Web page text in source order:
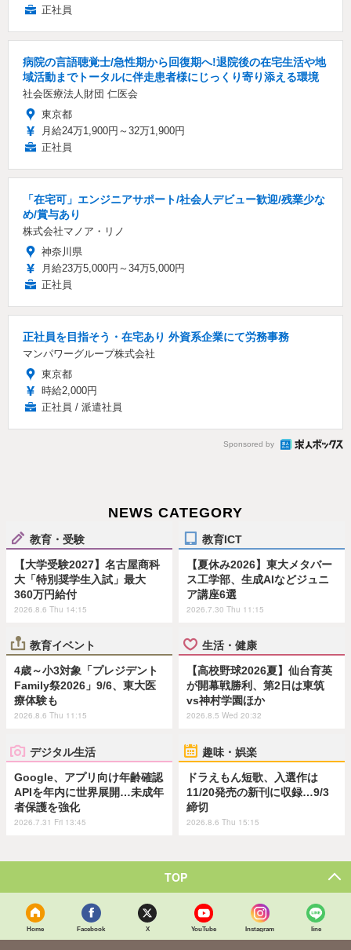
正社員
病院の言語聴覚士/急性期から回復期へ!退院後の在宅生活や地
域活動までトータルに伴走患者様にじっくり寄り添える環境
社会医療法人財団 仁医会
東京都
月給24万1,900円～32万1,900円
正社員
「在宅可」エンジニアサポート/社会人デビュー歓迎/残業少な
め/賞与あり
株式会社マノア・リノ
神奈川県
月給23万5,000円～34万5,000円
正社員
正社員を目指そう・在宅あり 外資系企業にて労務事務
マンパワーグループ株式会社
東京都
時給2,000円
正社員 / 派遣社員
Sponsored by
NEWS CATEGORY
教育・受験
【大学受験2027】名古屋商科
大「特別奨学生入試」最大
360万円給付
2026.8.6 Thu 14:15
教育ICT
【夏休み2026】東大メタバー
ス工学部、生成AIなどジュニ
ア講座6選
2026.7.30 Thu 11:15
教育イベント
4歳～小3対象「プレジデント
Family祭2026」9/6、東大医
療体験も
2026.8.6 Thu 11:15
生活・健康
【高校野球2026夏】仙台育英
が開幕戦勝利、第2日は東筑
vs神村学園ほか
2026.8.5 Wed 20:32
デジタル生活
Google、アプリ向け年齢確認
APIを年内に世界展開…未成年
者保護を強化
2026.7.31 Fri 13:45
趣味・娯楽
ドラえもん短歌、入選作は
11/20発売の新刊に収録…9/3
締切
2026.8.6 Thu 15:15
TOP
Home Facebook X YouTube Instagram line